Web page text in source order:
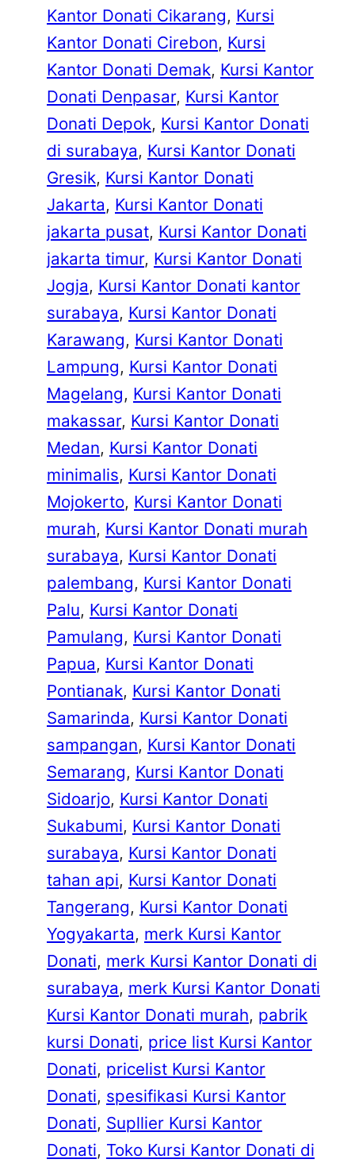
Kantor Donati Cikarang, Kursi
Kantor Donati Cirebon, Kursi
Kantor Donati Demak, Kursi Kantor
Donati Denpasar, Kursi Kantor
Donati Depok, Kursi Kantor Donati
di surabaya, Kursi Kantor Donati
Gresik, Kursi Kantor Donati
Jakarta, Kursi Kantor Donati
jakarta pusat, Kursi Kantor Donati
jakarta timur, Kursi Kantor Donati
Jogja, Kursi Kantor Donati kantor
surabaya, Kursi Kantor Donati
Karawang, Kursi Kantor Donati
Lampung, Kursi Kantor Donati
Magelang, Kursi Kantor Donati
makassar, Kursi Kantor Donati
Medan, Kursi Kantor Donati
minimalis, Kursi Kantor Donati
Mojokerto, Kursi Kantor Donati
murah, Kursi Kantor Donati murah
surabaya, Kursi Kantor Donati
palembang, Kursi Kantor Donati
Palu, Kursi Kantor Donati
Pamulang, Kursi Kantor Donati
Papua, Kursi Kantor Donati
Pontianak, Kursi Kantor Donati
Samarinda, Kursi Kantor Donati
sampangan, Kursi Kantor Donati
Semarang, Kursi Kantor Donati
Sidoarjo, Kursi Kantor Donati
Sukabumi, Kursi Kantor Donati
surabaya, Kursi Kantor Donati
tahan api, Kursi Kantor Donati
Tangerang, Kursi Kantor Donati
Yogyakarta, merk Kursi Kantor
Donati, merk Kursi Kantor Donati di
surabaya, merk Kursi Kantor Donati
Kursi Kantor Donati murah, pabrik
kursi Donati, price list Kursi Kantor
Donati, pricelist Kursi Kantor
Donati, spesifikasi Kursi Kantor
Donati, Supllier Kursi Kantor
Donati, Toko Kursi Kantor Donati di